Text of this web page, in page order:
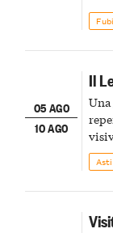
05 AGO
10 AGO
Il
Asti